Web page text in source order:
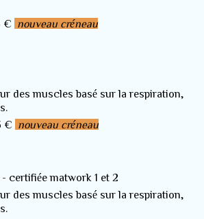
€
nouveau créneau
des muscles basé sur la respiration,
€
nouveau créneau
certifiée matwork 1 et 2
des muscles basé sur la respiration,